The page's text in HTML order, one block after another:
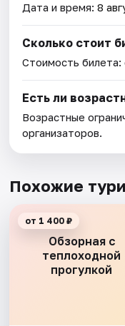
Дата и время:8
Сколько стоит
Стоимость
Есть ли
Возрастные
организаторов.
Похожие
Обзорная с
теплоходной
прогулкой
от 1 400 ₽